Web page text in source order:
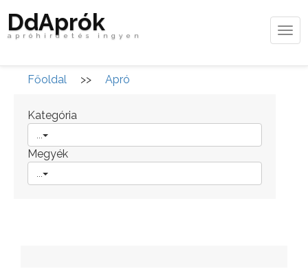
DdAprók
apróhirdetés ingyen
Főoldal >> Apró
Kategória
Megyék